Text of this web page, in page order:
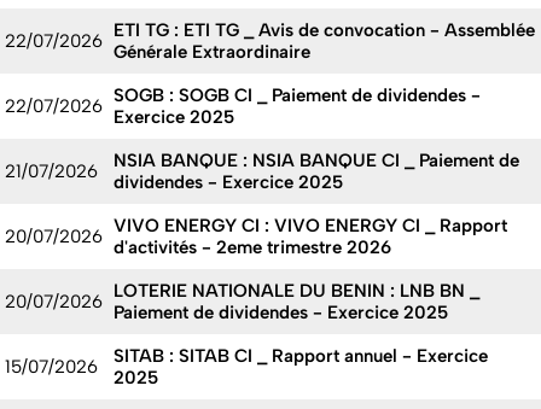
22/07/2026 ETI TG : ETI TG _ Avis de convocation - Assemblée
Générale Extraordinaire
22/07/2026 SOGB : SOGB CI _ Paiement de dividendes -
Exercice 2025
21/07/2026
NSIA BANQUE : NSIA BANQUE CI _ Paiement de
dividendes - Exercice 2025
20/07/2026 VIVO ENERGY CI : VIVO ENERGY CI _ Rapport
d'activités - 2eme trimestre 2026
20/07/2026 LOTERIE NATIONALE DU BENIN : LNB BN _
Paiement de dividendes - Exercice 2025
15/07/2026
SITAB : SITAB CI _ Rapport annuel - Exercice
2025